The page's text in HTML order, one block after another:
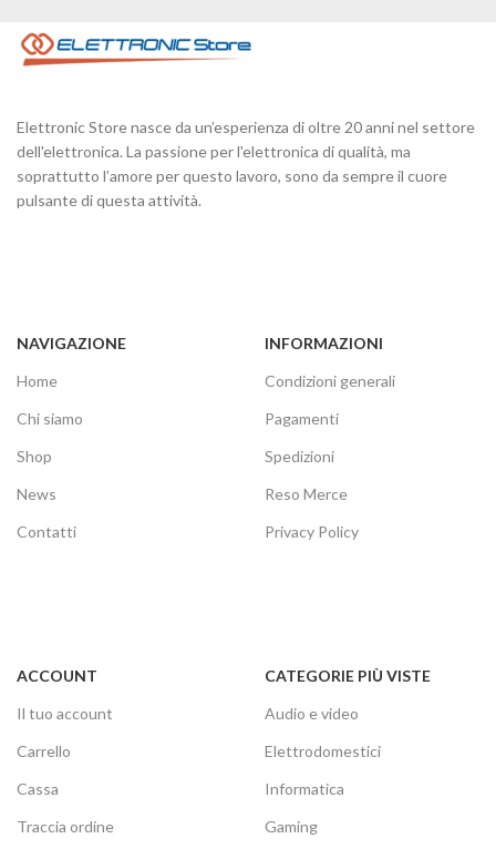
Elettronic Store nasce da un’esperienza di oltre 20 anni nel settore
dell'elettronica. La passione per l'elettronica di qualità, ma
soprattutto l’amore per questo lavoro, sono da sempre il cuore
pulsante di questa attività.
NAVIGAZIONE
Home
Chi siamo
Shop
News
Contatti
INFORMAZIONI
Condizioni generali
Pagamenti
Spedizioni
Reso Merce
Privacy Policy
ACCOUNT
Il tuo account
Carrello
Cassa
Traccia ordine
CATEGORIE PIÙ VISTE
Audio e video
Elettrodomestici
Informatica
Gaming